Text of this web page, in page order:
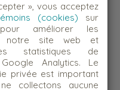
», vous acceptez
(cookies) sur
améliorer les
notre site web et
statistiques de
Analytics. Le
privée est important
collectons aucune